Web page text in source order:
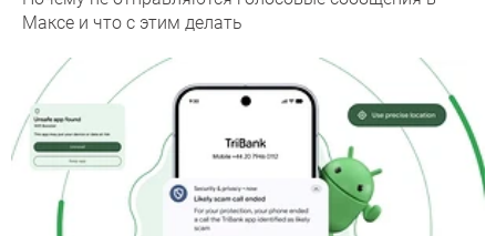
Максе и что с этим делать